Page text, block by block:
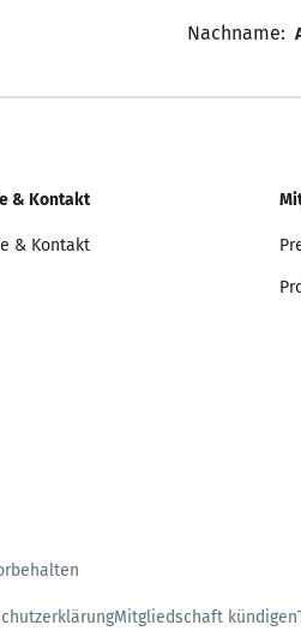
Nachname:
& Kontakt
& Kontakt
Mitgliedschaft kündigen